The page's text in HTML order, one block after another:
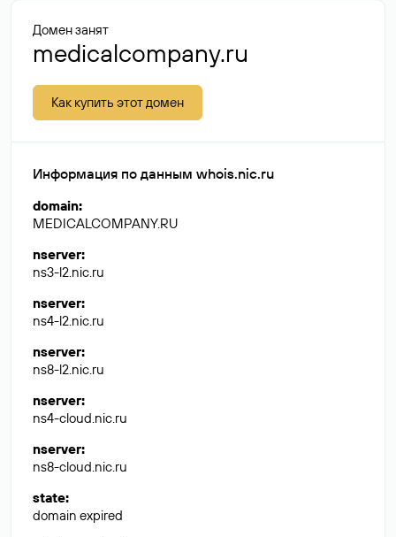
Домен занят
medicalcompany.ru
Как купить этот домен
Информация по данным whois.nic.ru
domain:
MEDICALCOMPANY.RU
nserver:
ns3-l2.nic.ru
nserver:
ns4-l2.nic.ru
nserver:
ns8-l2.nic.ru
nserver:
ns4-cloud.nic.ru
nserver:
ns8-cloud.nic.ru
state:
domain expired